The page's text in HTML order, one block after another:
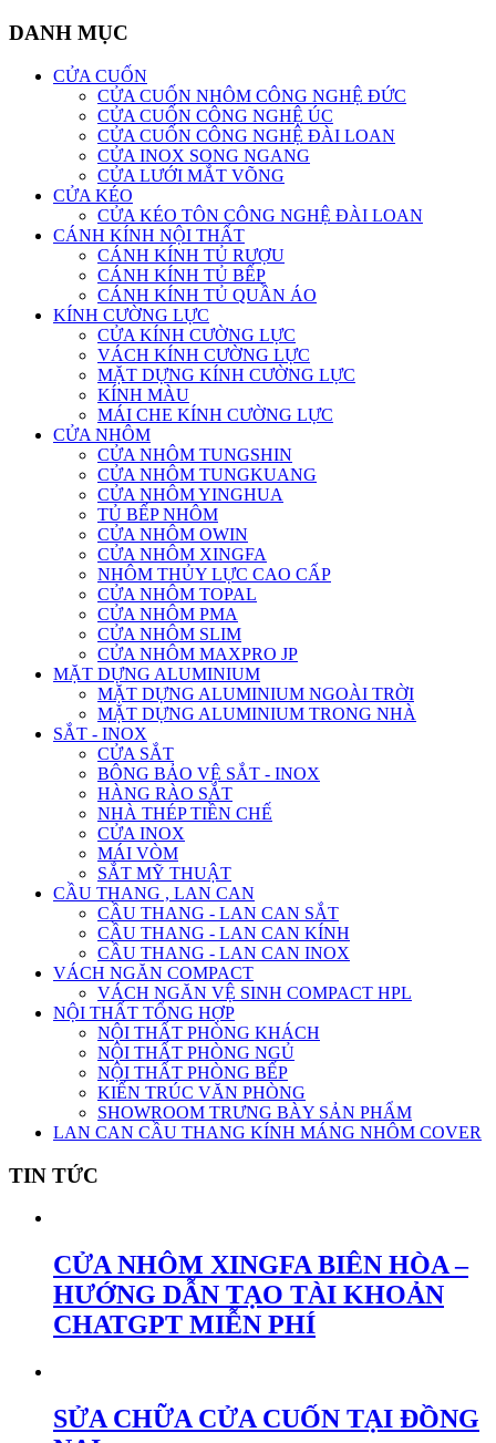
DANH MỤC
CỬA CUỐN
CỬA CUỐN NHÔM CÔNG NGHỆ ĐỨC
CỬA CUỐN CÔNG NGHỆ ÚC
CỬA CUỐN CÔNG NGHỆ ĐÀI LOAN
CỬA INOX SONG NGANG
CỬA LƯỚI MẮT VÕNG
CỬA KÉO
CỬA KÉO TÔN CÔNG NGHỆ ĐÀI LOAN
CÁNH KÍNH NỘI THẤT
CÁNH KÍNH TỦ RƯỢU
CÁNH KÍNH TỦ BẾP
CÁNH KÍNH TỦ QUẦN ÁO
KÍNH CƯỜNG LỰC
CỬA KÍNH CƯỜNG LỰC
VÁCH KÍNH CƯỜNG LỰC
MẶT DỰNG KÍNH CƯỜNG LỰC
KÍNH MÀU
MÁI CHE KÍNH CƯỜNG LỰC
CỬA NHÔM
CỬA NHÔM TUNGSHIN
CỬA NHÔM TUNGKUANG
CỬA NHÔM YINGHUA
TỦ BẾP NHÔM
CỬA NHÔM OWIN
CỬA NHÔM XINGFA
NHÔM THỦY LỰC CAO CẤP
CỬA NHÔM TOPAL
CỬA NHÔM PMA
CỬA NHÔM SLIM
CỬA NHÔM MAXPRO JP
MẶT DỰNG ALUMINIUM
MẶT DỰNG ALUMINIUM NGOÀI TRỜI
MẶT DỰNG ALUMINIUM TRONG NHÀ
SẮT - INOX
CỬA SẮT
BÔNG BẢO VỆ SẮT - INOX
HÀNG RÀO SẮT
NHÀ THÉP TIỀN CHẾ
CỬA INOX
MÁI VÒM
SẮT MỸ THUẬT
CẦU THANG , LAN CAN
CẦU THANG - LAN CAN SẮT
CẦU THANG - LAN CAN KÍNH
CẦU THANG - LAN CAN INOX
VÁCH NGĂN COMPACT
VÁCH NGĂN VỆ SINH COMPACT HPL
NỘI THẤT TỔNG HỢP
NỘI THẤT PHÒNG KHÁCH
NỘI THẤT PHÒNG NGỦ
NỘI THẤT PHÒNG BẾP
KIẾN TRÚC VĂN PHÒNG
SHOWROOM TRƯNG BÀY SẢN PHẨM
LAN CAN CẦU THANG KÍNH MÁNG NHÔM COVER
TIN TỨC
CỬA NHÔM XINGFA BIÊN HÒA –
HƯỚNG DẪN TẠO TÀI KHOẢN
CHATGPT MIỄN PHÍ
SỬA CHỮA CỬA CUỐN TẠI ĐỒNG